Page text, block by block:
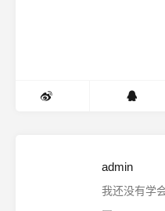
admin
我还没有学